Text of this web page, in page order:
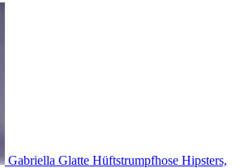
Gabriella Glatte Hüftstrumpfhose Hipsters,